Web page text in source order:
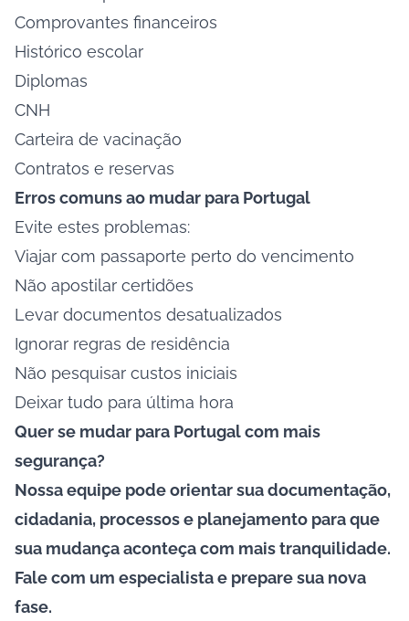
Comprovantes financeiros
Histórico escolar
Diplomas
CNH
Carteira de vacinação
Contratos e reservas
Erros comuns ao mudar para Portugal
Evite estes problemas:
Viajar com passaporte perto do vencimento
Não apostilar certidões
Levar documentos desatualizados
Ignorar regras de residência
Não pesquisar custos iniciais
Deixar tudo para última hora
Quer se mudar para Portugal com mais
segurança?
Nossa equipe pode orientar sua documentação,
cidadania, processos e planejamento para que
sua mudança aconteça com mais tranquilidade.
Fale com um especialista e prepare sua nova
fase.